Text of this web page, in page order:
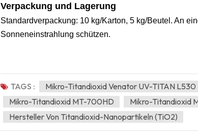
Verpackung und Lagerung
Standardverpackung: 10 kg/Karton, 5 kg/Beutel. An
Sonneneinstrahlung schützen.
TAGS : Mikro-Titandioxid Venator UV-TITAN L530
Mikro-Titandioxid MT-700HD
Mikro-Titandioxid
Hersteller Von Titandioxid-Nanopartikeln (TiO2)